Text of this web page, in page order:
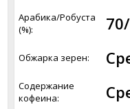
Арабика/Робуста
(%):
Обжарка зерен:
Содержание
кофеина: